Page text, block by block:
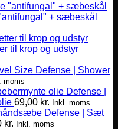
+ sæbeskål
til krop og udstyr
Defense | Shower
moms
Defense |
69,00 kr. Inkl. moms
Defense | Sæt
kr. Inkl. moms